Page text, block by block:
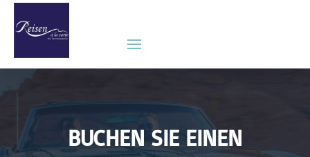
BUCHEN SIE EINEN